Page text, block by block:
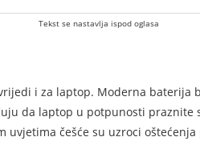
Tekst se nastavlja ispod oglasa
i za laptop. Moderna baterija
da laptop u potpunosti praznite
češće su uzroci